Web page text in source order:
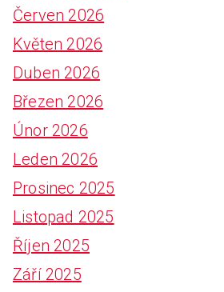
Červen 2026
Květen 2026
Duben 2026
Březen 2026
Únor 2026
Leden 2026
Prosinec 2025
Listopad 2025
Říjen 2025
Září 2025